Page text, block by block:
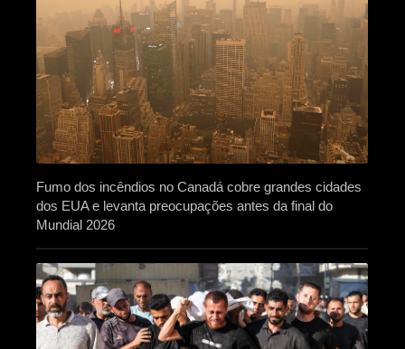
Fumo dos incêndios no Canadá cobre grandes cidades
dos EUA e levanta preocupações antes da final do
Mundial 2026